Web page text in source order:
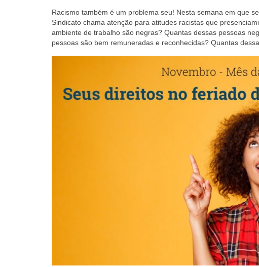
Racismo também é um problema seu! Nesta semana em que
Sindicato chama atenção para atitudes racistas que
ambiente de trabalho são negras? Quantas dessas pessoas
pessoas são bem remuneradas e reconhecidas? Quantas